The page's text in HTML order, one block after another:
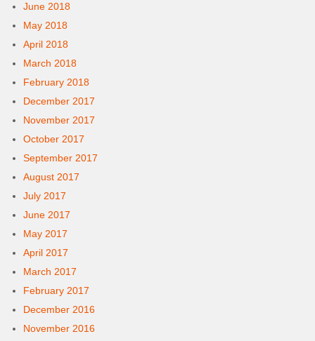
June 2018
May 2018
April 2018
March 2018
February 2018
December 2017
November 2017
October 2017
September 2017
August 2017
July 2017
June 2017
May 2017
April 2017
March 2017
February 2017
December 2016
November 2016